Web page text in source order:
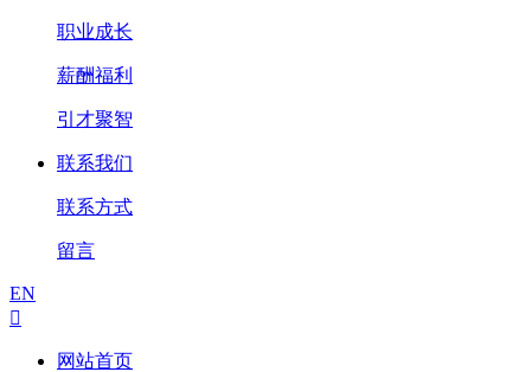
职业成长
薪酬福利
引才聚智
联系我们
联系方式
留言
EN

网站首页